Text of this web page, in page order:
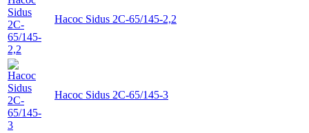
Насос Sidus 2C-65/145-2,2
Насос Sidus 2C-65/145-3